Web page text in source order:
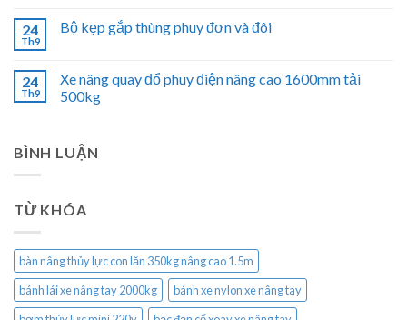
24
Th9
Bộ kẹp gắp thùng phuy đơn và đôi
24
Th9
Xe nâng quay đổ phuy điện nâng cao 1600mm tải
500kg
BÌNH LUẬN
TỪ KHÓA
bàn nâng thủy lực con lăn 350kg nâng cao 1.5m
bánh lái xe nâng tay 2000kg
bánh xe nylon xe nâng tay